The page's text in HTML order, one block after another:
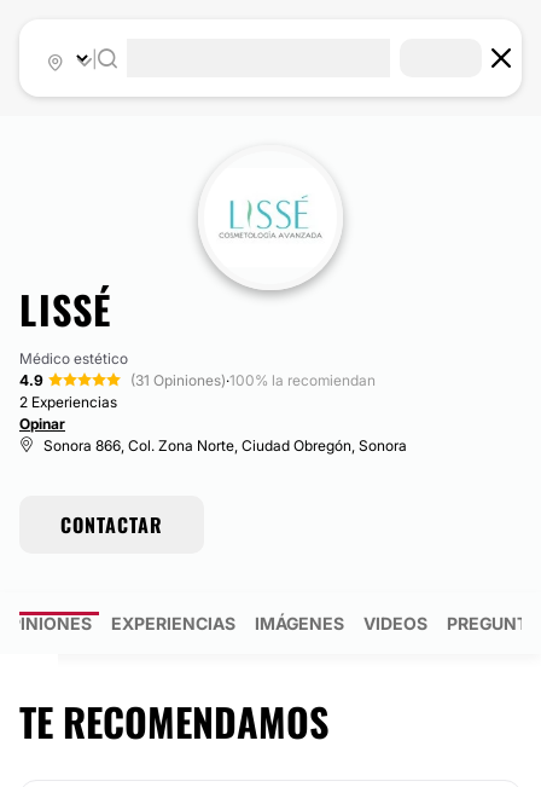
LISSÉ
Médico estético
4.9
(31 Opiniones)·100% la recomiendan
2 Experiencias
Opinar
Sonora 866, Col. Zona Norte, Ciudad Obregón, Sonora
CONTACTAR
EXPERIENCIAS IMÁGENES VIDEOS
TE RECOMENDAMOS